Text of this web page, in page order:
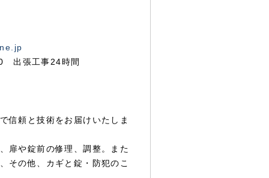
出張工事24時間
信頼と技術をお届けいたしま
扉や錠前の修理、調整。また
その他、カギと錠・防犯のこ